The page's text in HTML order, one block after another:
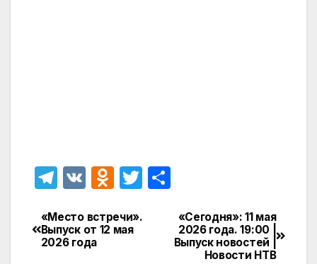
T
e
gr
V
O
n
T
п
р
Навигация
по
«Сегодня»: 11 мая
2026 года. 19:00 |
Выпуск новостей |
Новости НТВ
«Место встречи».
Выпуск от 12 мая
2026 года